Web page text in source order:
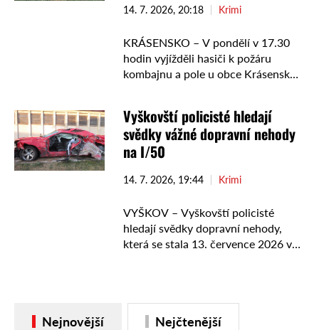
14. 7. 2026, 20:18 Krimi
KRÁSENSKO – V pondělí v 17.30
hodin vyjížděli hasiči k požáru
kombajnu a pole u obce Krásensko
II. stupeň požárního poplachu. …
Vyškovští policisté hledají
svědky vážné dopravní nehody
na I/50
14. 7. 2026, 19:44 Krimi
VYŠKOV – Vyškovští policisté
hledají svědky dopravní nehody,
která se stala 13. července 2026 v
Nejnovější Nejčtenější